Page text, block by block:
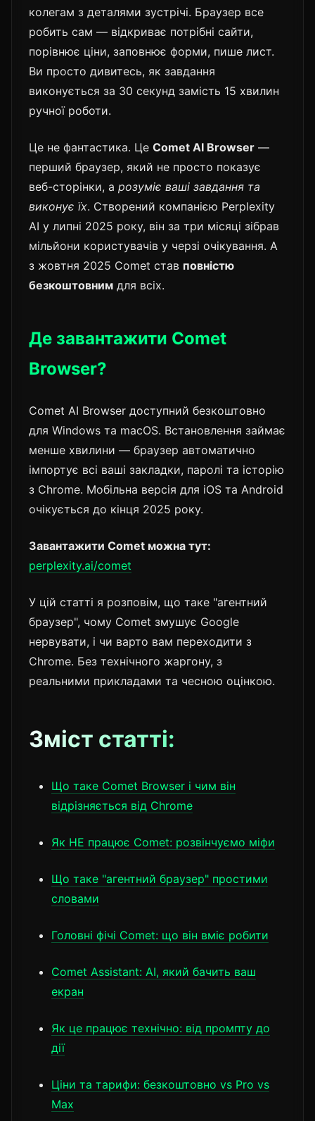
колегам з деталями зустрічі. Браузер все
робить сам — відкриває потрібні сайти,
порівнює ціни, заповнює форми, пише лист.
Ви просто дивитесь, як завдання
виконується за 30 секунд замість 15 хвилин
ручної роботи.
Це не фантастика. Це Comet AI Browser —
перший браузер, який не просто показує
веб-сторінки, а розуміє ваші завдання та
виконує їх. Створений компанією Perplexity
AI у липні 2025 року, він за три місяці зібрав
мільйони користувачів у черзі очікування. А
з жовтня 2025 Comet став повністю
безкоштовним для всіх.
Де завантажити Comet
Browser?
Comet AI Browser доступний безкоштовно
для Windows та macOS. Встановлення займає
менше хвилини — браузер автоматично
імпортує всі ваші закладки, паролі та історію
з Chrome. Мобільна версія для iOS та Android
очікується до кінця 2025 року.
Завантажити Comet можна тут:
perplexity.ai/comet
У цій статті я розповім, що таке "агентний
браузер", чому Comet змушує Google
нервувати, і чи варто вам переходити з
Chrome. Без технічного жаргону, з
реальними прикладами та чесною оцінкою.
Зміст статті:
Що таке Comet Browser і чим він
відрізняється від Chrome
Як НЕ працює Comet: розвінчуємо міфи
Що таке "агентний браузер" простими
словами
Головні фічі Comet: що він вміє робити
Comet Assistant: AI, який бачить ваш
екран
Як це працює технічно: від промпту до
дії
Ціни та тарифи: безкоштовно vs Pro vs
Max